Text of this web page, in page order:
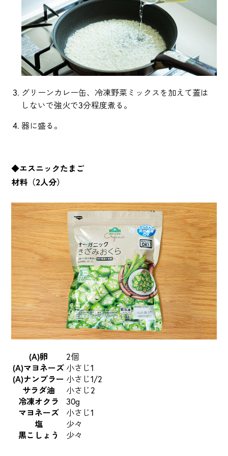
グリーンカレー缶、冷凍野菜ミックスを加えて蓋は
しないで強火で3分程度煮る。
器に盛る。
◆エスニックたまご
材料（2人分）
(A)卵
2個
(A)マヨネーズ 小さじ1
(A)ナンプラー 小さじ1/2
サラダ油
小さじ2
冷凍オクラ
30g
マヨネーズ
小さじ1
塩
少々
黒こしょう
少々